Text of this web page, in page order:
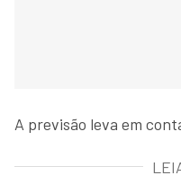
A previsão leva em